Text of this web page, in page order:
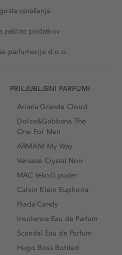
vprašanja
zaščito podatkov
parfumerije d.o.o.
PRILJUBLJENI PARFUMI
Ariana Grande Cloud
Dolce&Gabbana The
One For Men
ARMANI My Way
Versace Crystal Noir
MAC tekoči puder
Calvin Klein Euphoria
Prada Candy
Insolence Eau de Parfum
Scandal Eau de Parfum
Hugo Boss Bottled